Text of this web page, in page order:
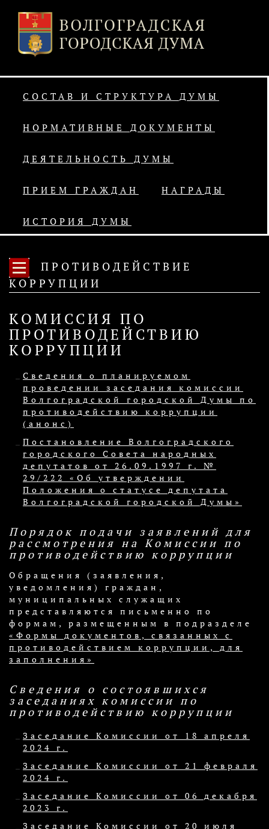
СОСТАВ И СТРУКТУРА ДУМЫ
НОРМАТИВНЫЕ ДОКУМЕНТЫ
ДЕЯТЕЛЬНОСТЬ ДУМЫ
ПРИЕМ ГРАЖДАН НАГРАДЫ
ИСТОРИЯ ДУМЫ
ПРОТИВОДЕЙСТВИЕ
КОРРУПЦИИ
КОМИССИЯ ПО
ПРОТИВОДЕЙСТВИЮ
КОРРУПЦИИ
Сведения о планируемом
проведении заседания комиссии
Волгоградской городской Думы по
противодействию коррупции
(анонс)
Постановление Волгоградского
городского Совета народных
депутатов от 26.09.1997 г. №
29/222 «Об утверждении
Положения о статусе депутата
Волгоградской городской Думы»
Порядок подачи заявлений для
рассмотрения на Комиссии по
противодействию коррупции
Обращения (заявления,
уведомления) граждан,
муниципальных служащих
представляются письменно по
формам, размещенным в подразделе
«Формы документов, связанных с
противодействием коррупции, для
заполнения»
Сведения о состоявшихся
заседаниях комиссии по
противодействию коррупции
Заседание Комиссии от 18 апреля
2024 г.
Заседание Комиссии от 21 февраля
2024 г.
Заседание Комиссии от 06 декабря
2023 г.
Заседание Комиссии от 20 июля